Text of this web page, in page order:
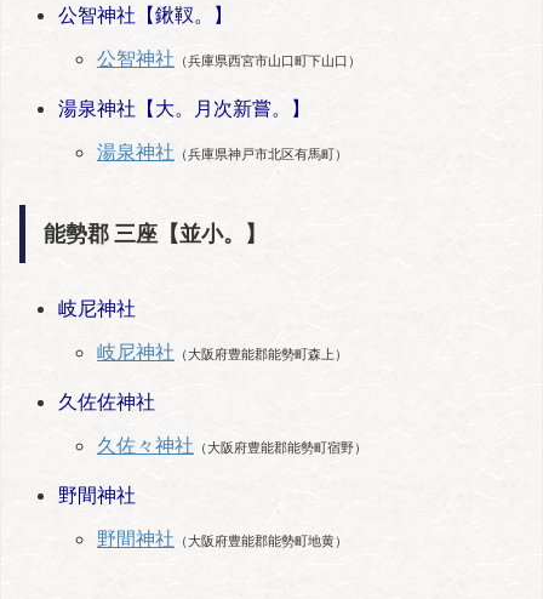
公智神社【鍬靫。】
公智神社 （兵庫県西宮市山口町下山口）
湯泉神社【大。月次新嘗。】
湯泉神社 （兵庫県神戸市北区有馬町）
能勢郡 三座【並小。】
岐尼神社
岐尼神社 （大阪府豊能郡能勢町森上）
久佐佐神社
久佐々神社 （大阪府豊能郡能勢町宿野）
野間神社
野間神社 （大阪府豊能郡能勢町地黄）